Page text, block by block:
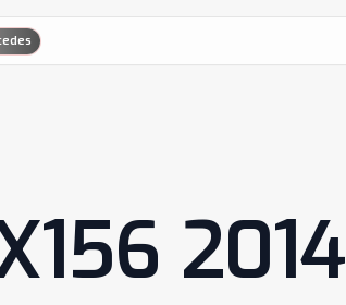
2014